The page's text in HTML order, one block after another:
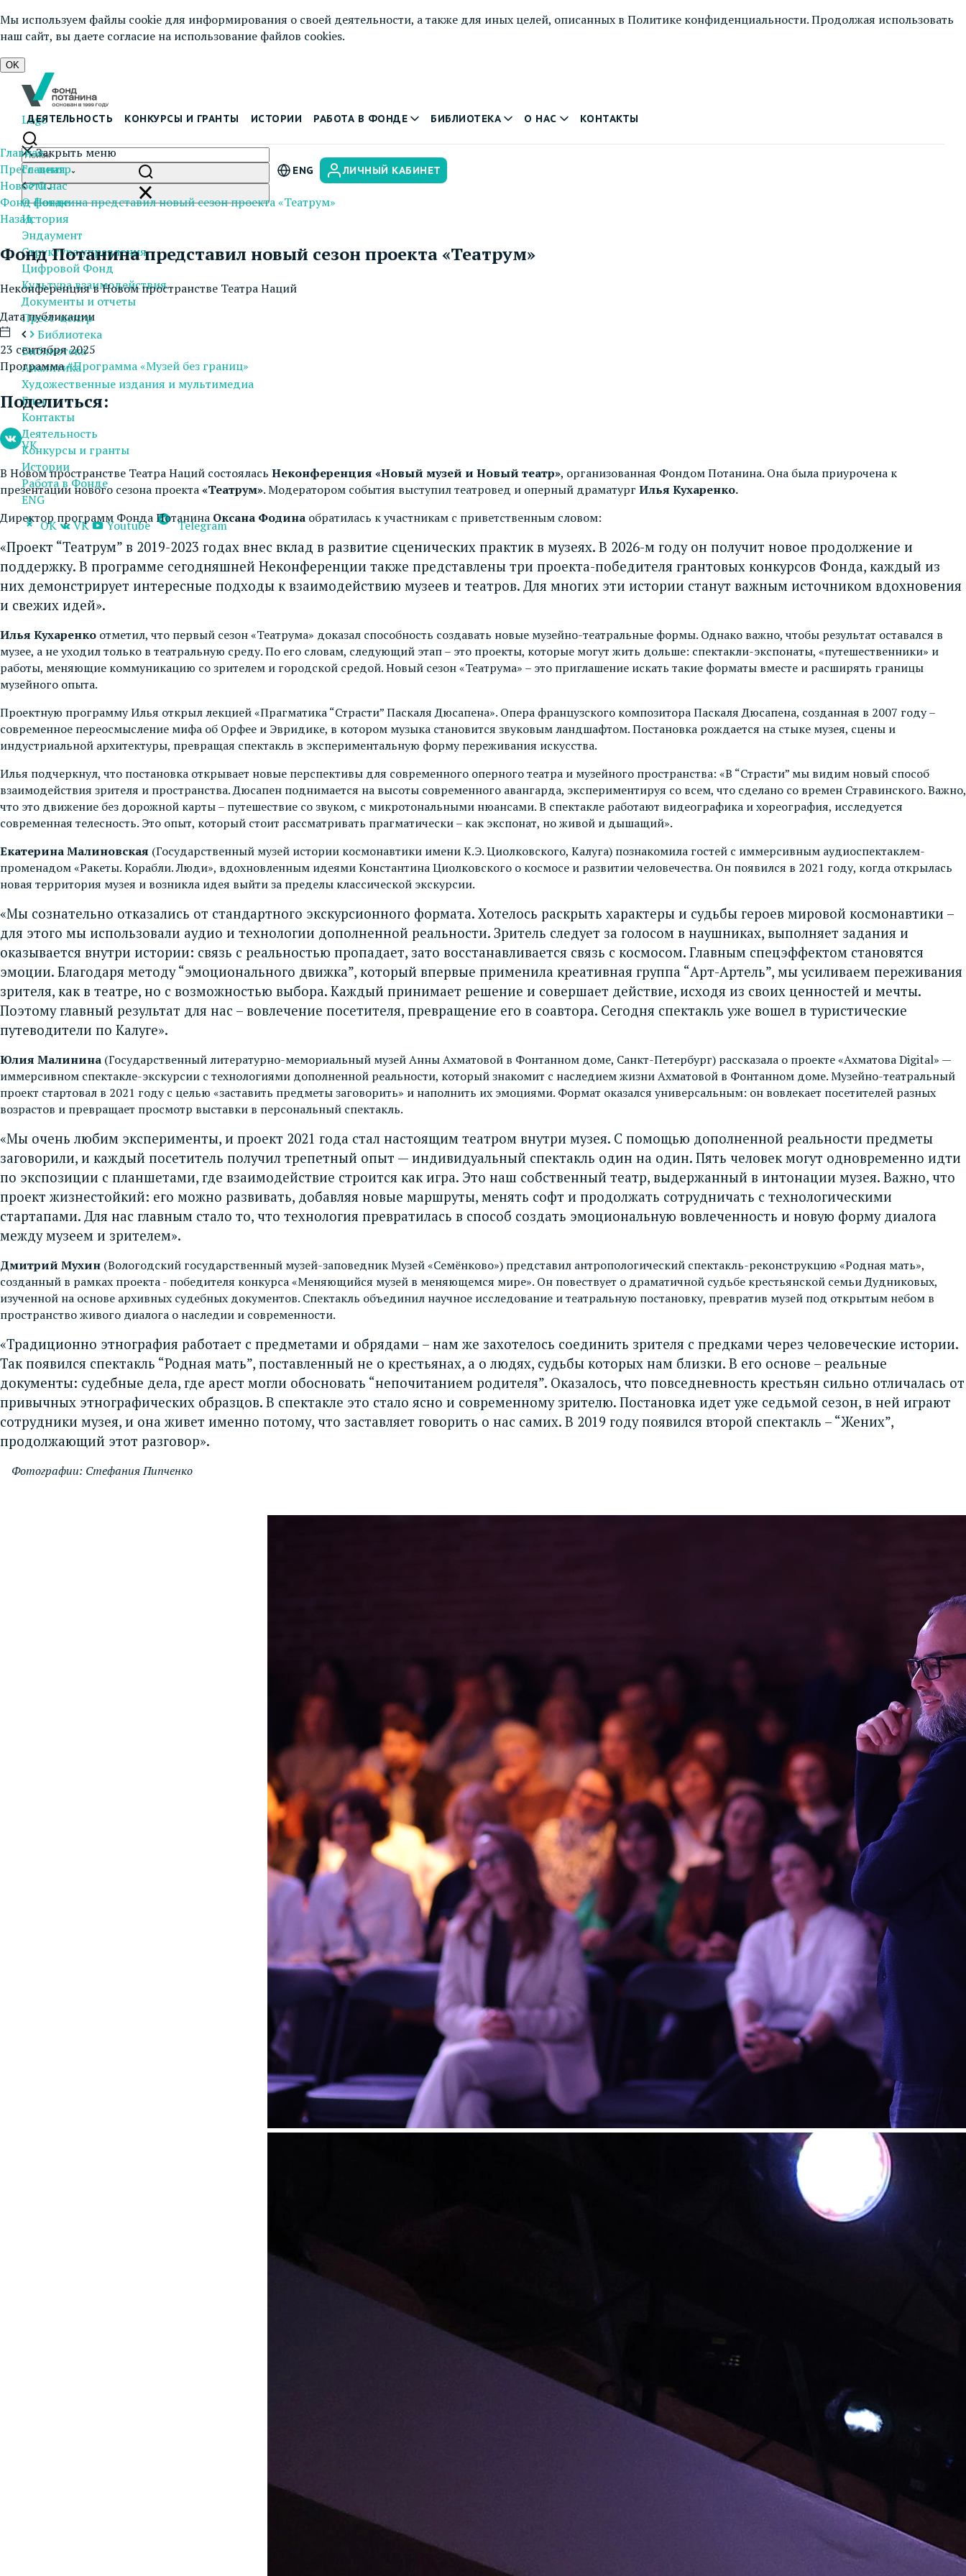
Мы используем файлы cookie для информирования о своей деятельности, а также для иных целей, описанных в Политике конфиденциальности. Продолжая использовать
наш сайт, вы даете согласие на использование файлов cookies.
OK
Logo
ДЕЯТЕЛЬНОСТЬ КОНКУРСЫ И ГРАНТЫ ИСТОРИИ РАБОТА В ФОНДЕ БИБЛИОТЕКА О НАС КОНТАКТЫ
ENG ЛИЧНЫЙ КАБИНЕТ
Закрыть меню
Главная
О нас
О фонде
История
Эндаумент
Структура управления
Цифровой Фонд
Культура взаимодействия
Документы и отчеты
Пресс-центр
Библиотека
Библиотека
Аналитика
Художественные издания и мультимедиа
Блог
Контакты
Деятельность
Конкурсы и гранты
Истории
Работа в Фонде
ENG
OK
VK Youtube Telegram
Главная
Пресс-центр
Новости
Фонд Потанина представил новый сезон проекта «Театрум»
Назад
Фонд Потанина представил новый сезон проекта «Театрум»
Неконференция в Новом пространстве Театра Наций
Дата публикации
23 сентября 2025
Программа#Программа «Музей без границ»
Поделиться:
VK
В Новом пространстве Театра Наций состоялась Неконференция «Новый музей и Новый театр», организованная Фондом Потанина. Она была приурочена к
презентации нового сезона проекта«Театрум». Модератором события выступил театровед и оперный драматург Илья Кухаренко.
Директор программ Фонда Потанина Оксана Фодина обратилась к участникам с приветственным словом:
«Проект “Театрум” в 2019-2023 годах внес вклад в развитие сценических практик в музеях. В 2026-м году он получит новое продолжение и
поддержку. В программе сегодняшней Неконференции также представлены три проекта-победителя грантовых конкурсов Фонда, каждый из
них демонстрирует интересные подходы к взаимодействию музеев и театров. Для многих эти истории станут важным источником вдохновения
и свежих идей».
Илья Кухаренко отметил, что первый сезон «Театрума» доказал способность создавать новые музейно-театральные формы. Однако важно, чтобы результат оставался в
музее, а не уходил только в театральную среду. По его словам, следующий этап – это проекты, которые могут жить дольше: спектакли-экспонаты, «путешественники» и
работы, меняющие коммуникацию со зрителем и городской средой. Новый сезон «Театрума» – это приглашение искать такие форматы вместе и расширять границы
музейного опыта.
Проектную программу Илья открыл лекцией «Прагматика “Страсти” Паскаля Дюсапена». Опера французского композитора Паскаля Дюсапена, созданная в 2007 году –
современное переосмысление мифа об Орфее и Эвридике, в котором музыка становится звуковым ландшафтом. Постановка рождается на стыке музея, сцены и
индустриальной архитектуры, превращая спектакль в экспериментальную форму переживания искусства.
Илья подчеркнул, что постановка открывает новые перспективы для современного оперного театра и музейного пространства: «В “Страсти” мы видим новый способ
взаимодействия зрителя и пространства. Дюсапен поднимается на высоты современного авангарда, экспериментируя со всем, что сделано со времен Стравинского. Важно,
что это движение без дорожной карты – путешествие со звуком, с микротональными нюансами. В спектакле работают видеографика и хореография, исследуется
современная телесность. Это опыт, который стоит рассматривать прагматически – как экспонат, но живой и дышащий».
Екатерина Малиновская (Государственный музей истории космонавтики имени К.Э. Циолковского, Калуга) познакомила гостей с иммерсивным аудиоспектаклем-
променадом «Ракеты. Корабли. Люди», вдохновленным идеями Константина Циолковского о космосе и развитии человечества. Он появился в 2021 году, когда открылась
новая территория музея и возникла идея выйти за пределы классической экскурсии.
«Мы сознательно отказались от стандартного экскурсионного формата. Хотелось раскрыть характеры и судьбы героев мировой космонавтики –
для этого мы использовали аудио и технологии дополненной реальности. Зритель следует за голосом в наушниках, выполняет задания и
оказывается внутри истории: связь с реальностью пропадает, зато восстанавливается связь с космосом. Главным спецэффектом становятся
эмоции. Благодаря методу “эмоционального движка”, который впервые применила креативная группа “Арт-Артель”, мы усиливаем переживания
зрителя, как в театре, но с возможностью выбора. Каждый принимает решение и совершает действие, исходя из своих ценностей и мечты.
Поэтому главный результат для нас – вовлечение посетителя, превращение его в соавтора. Сегодня спектакль уже вошел в туристические
путеводители по Калуге».
Юлия Малинина (Государственный литературно-мемориальный музей Анны Ахматовой в Фонтанном доме, Санкт-Петербург) рассказала о проекте «Ахматова Digital» —
иммерсивном спектакле-экскурсии с технологиями дополненной реальности, который знакомит с наследием жизни Ахматовой в Фонтанном доме. Музейно-театральный
проект стартовал в 2021 году с целью «заставить предметы заговорить» и наполнить их эмоциями. Формат оказался универсальным: он вовлекает посетителей разных
возрастов и превращает просмотр выставки в персональный спектакль.
«Мы очень любим эксперименты, и проект 2021 года стал настоящим театром внутри музея. С помощью дополненной реальности предметы
заговорили, и каждый посетитель получил трепетный опыт — индивидуальный спектакль один на один. Пять человек могут одновременно идти
по экспозиции с планшетами, где взаимодействие строится как игра. Это наш собственный театр, выдержанный в интонации музея. Важно, что
проект жизнестойкий: его можно развивать, добавляя новые маршруты, менять софт и продолжать сотрудничать с технологическими
стартапами. Для нас главным стало то, что технология превратилась в способ создать эмоциональную вовлеченность и новую форму диалога
между музеем и зрителем».
Дмитрий Мухин (Вологодский государственный музей-заповедник Музей «Семёнково») представил антропологический спектакль-реконструкцию «Родная мать»,
созданный в рамках проекта - победителя конкурса «Меняющийся музей в меняющемся мире». Он повествует о драматичной судьбе крестьянской семьи Дудниковых,
изученной на основе архивных судебных документов. Спектакль объединил научное исследование и театральную постановку, превратив музей под открытым небом в
пространство живого диалога о наследии и современности.
«Традиционно этнография работает с предметами и обрядами – нам же захотелось соединить зрителя с предками через человеческие истории.
Так появился спектакль “Родная мать”, поставленный не о крестьянах, а о людях, судьбы которых нам близки. В его основе – реальные
документы: судебные дела, где арест могли обосновать “непочитанием родителя”. Оказалось, что повседневность крестьян сильно отличалась от
привычных этнографических образцов. В спектакле это стало ясно и современному зрителю. Постановка идет уже седьмой сезон, в ней играют
сотрудники музея, и она живет именно потому, что заставляет говорить о нас самих. В 2019 году появился второй спектакль – “Жених”,
продолжающий этот разговор».
Фотографии: Стефания Пипченко